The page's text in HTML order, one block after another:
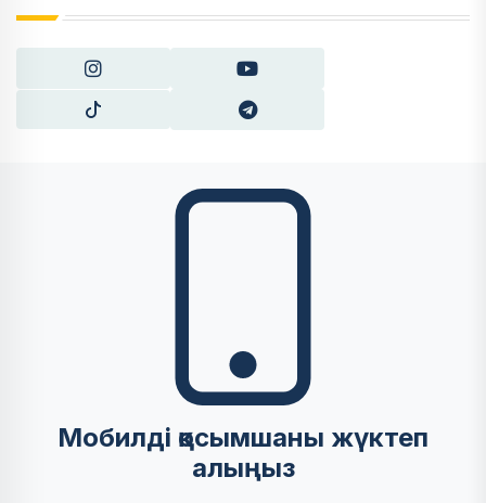
Мобилді қосымшаны жүктеп
алыңыз